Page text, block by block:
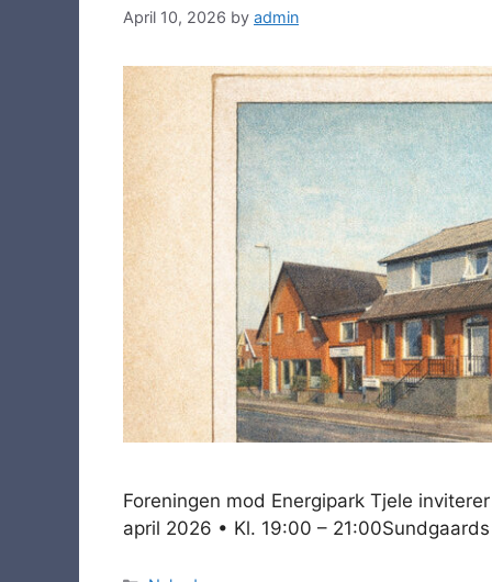
April 10, 2026 by admin
Foreningen mod Energipark Tjele
april 2026 • Kl. 19:00 –